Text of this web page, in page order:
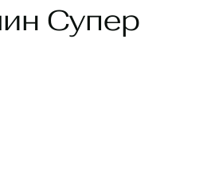
Супер